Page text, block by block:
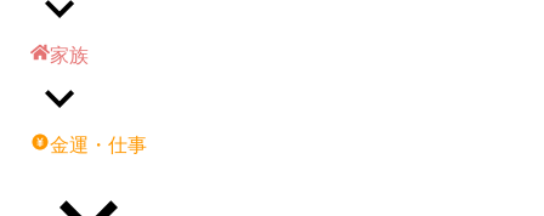
家族
金運・仕事